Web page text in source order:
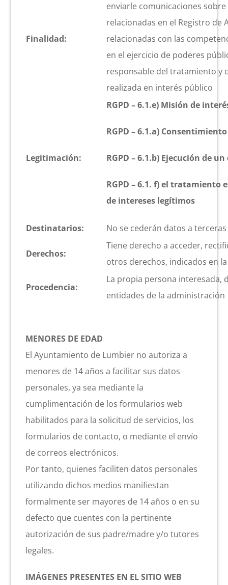
Finalidad:
enviarle comunicaciones
relacionadas en el Registro de
relacionadas con las
en el ejercicio de poderes
responsable del tratamiento y
realizada en interés público
Legitimación:
RGPD – 6.1.e) Misión de
RGPD – 6.1.a)
RGPD – 6.1.b) Ejecución de
RGPD – 6.1. f) el tratamiento
de intereses legítimos
Destinatarios: No se cederán datos a
Derechos:
Tiene derecho a acceder,
otros derechos, indicados en
Procedencia:
La propia persona interesada,
entidades de la administración
MENORES DE EDAD
El Ayuntamiento de Lumbier no autoriza a
menores de 14 años a facilitar sus datos
personales, ya sea mediante la
cumplimentación de los formularios web
habilitados para la solicitud de servicios, los
formularios de contacto, o mediante el envío
de correos electrónicos.
Por tanto, quienes faciliten datos personales
utilizando dichos medios manifiestan
formalmente ser mayores de 14 años o en su
defecto que cuentes con la pertinente
autorización de sus padre/madre y/o tutores
legales.
IMÁGENES PRESENTES EN EL SITIO WEB